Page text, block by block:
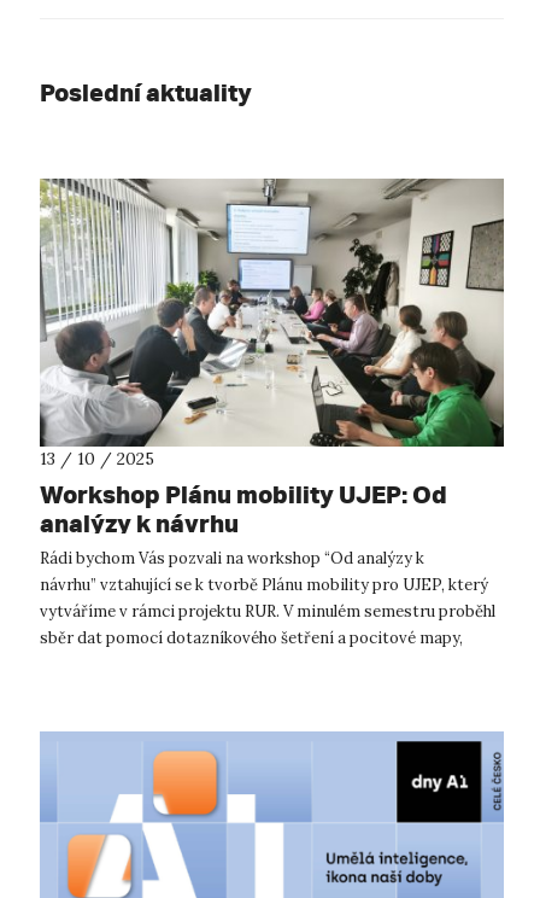
Poslední aktuality
13 / 10 / 2025
Workshop Plánu mobility UJEP: Od
analýzy k návrhu
Rádi bychom Vás pozvali na workshop “Od analýzy k
návrhu” vztahující se k tvorbě Plánu mobility pro UJEP, který
vytváříme v rámci projektu RUR. V minulém semestru proběhl
sběr dat pomocí dotazníkového šetření a pocitové mapy,